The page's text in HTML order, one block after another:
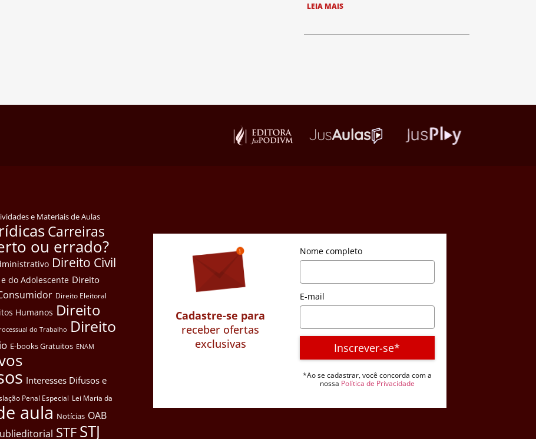
LEIA MAIS
e Materiais de Aulas
Carreiras
ou errado?
Direito Civil
do Adolescente Direito
Direito Eleitoral
Humanos Direito
do Trabalho Direito
E-books Gratuitos ENAM
Interesses Difusos e
Penal Especial Lei Maria da
aula Notícias OAB
STFSTJ
Cadastre-se para
receber ofertas
exclusivas
Nome completo
E-mail
Inscrever-se*
*Ao se cadastrar, você concorda com a
nossa Política de Privacidade